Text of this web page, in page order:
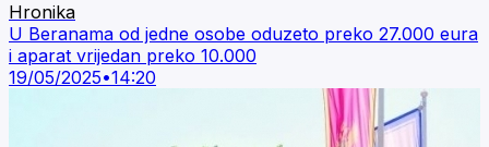
Hronika
U Beranama od jedne osobe oduzeto preko 27.000 eura
i aparat vrijedan preko 10.000
19/05/2025•14:20